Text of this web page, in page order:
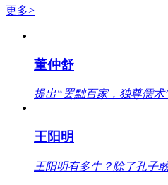
更多>
董仲舒
提出“罢黜百家，独尊儒
王阳明
王阳明有多牛？除了孔子